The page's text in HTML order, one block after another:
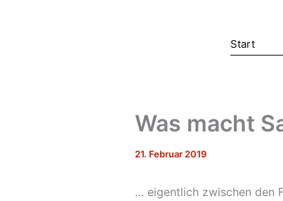
Start
Was macht
21. Februar 2019
… eigentlich zwischen den